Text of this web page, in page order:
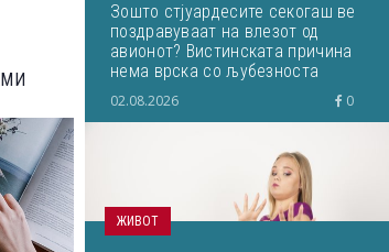
Зошто стјуардесите секогаш ве
поздравуваат на влезот од
авионот? Вистинската причина
нема врска со љубезноста
02.08.2026 0
ЖИВОТ